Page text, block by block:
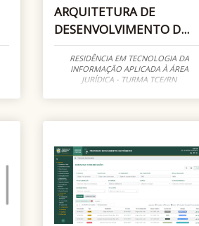
ARQUITETURA DE
DESENVOLVIMENTO D...
RESIDÊNCIA EM TECNOLOGIA DA
INFORMAÇÃO APLICADA À ÁREA
JURÍDICA - TURMA TCE/RN